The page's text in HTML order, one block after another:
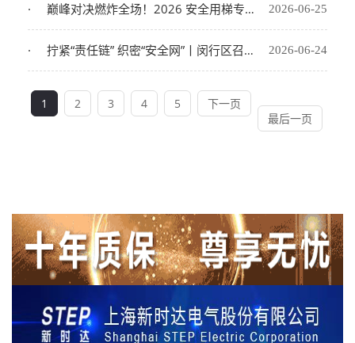
巅峰对决燃炸全场！2026 安全用梯专业组终极 PK 东方网13：00-16：00全程直播 2026-06-25
拧紧“责任链” 织密“安全网”丨闵行区召开特种设备安全工作联席会议2026年第一次全体会议 2026-06-24
1 2 3 4 5
下一页
最后一页